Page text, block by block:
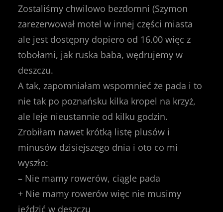
Zostaliśmy chwilowo bezdomni (Szymon
zarezerwował motel w innej części miasta
ale jest dostępny dopiero od 16.00 więc z
tobołami, jak ruska baba, wędrujemy w
deszczu.
A tak, zapomniałam wspomnieć że pada i to
nie tak po poznańsku kilka kropel na krzyż,
ale leje nieustannie od kilku godzin.
Zrobiłam nawet krótką listę plusów i
minusów dzisiejszego dnia i oto co mi
wyszło:
– Nie mamy rowerów, ciągle pada
+ Nie mamy rowerów więc nie musimy
jeździć w deszczu